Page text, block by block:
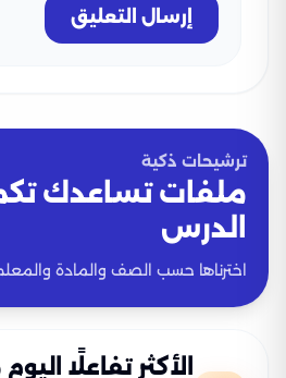
إرسال التعليق
ترشيحات ذكية
ملفات تساعدك
الدرس
اخترناها حسب الصف والمادة
الأكثر تفاعلًا